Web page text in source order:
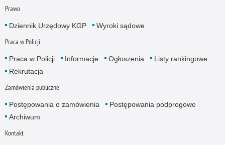
Prawo
Dziennik Urzędowy KGP Wyroki sądowe
Praca w Policji
Praca w Policji Informacje Ogłoszenia
Listy rankingowe
Rekrutacja
Zamówienia publiczne
Postępowania o zamówienia
Postępowania podprogowe
Archiwum
Kontakt